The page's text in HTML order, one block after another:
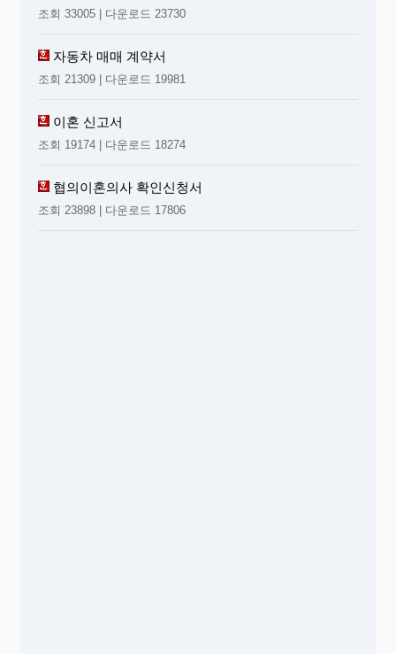
조회 33005 | 다운로드 23730
자동차 매매 계약서
조회 21309 | 다운로드 19981
이혼 신고서
조회 19174 | 다운로드 18274
협의이혼의사 확인신청서
조회 23898 | 다운로드 17806